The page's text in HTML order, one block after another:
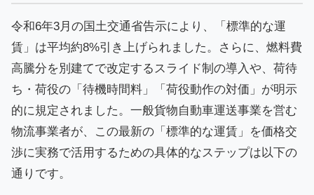
令和6年3月の国土交通省告示により、「標準的な運
賃」は平均約8%引き上げられました。さらに、燃料費
高騰分を別建てで改定するスライド制の導入や、荷待
ち・荷役の「待機時間料」「荷役動作の対価」が明示
的に規定されました。一般貨物自動車運送事業を営む
物流事業者が、この最新の「標準的な運賃」を価格交
渉に実務で活用するための具体的なステップは以下の
通りです。